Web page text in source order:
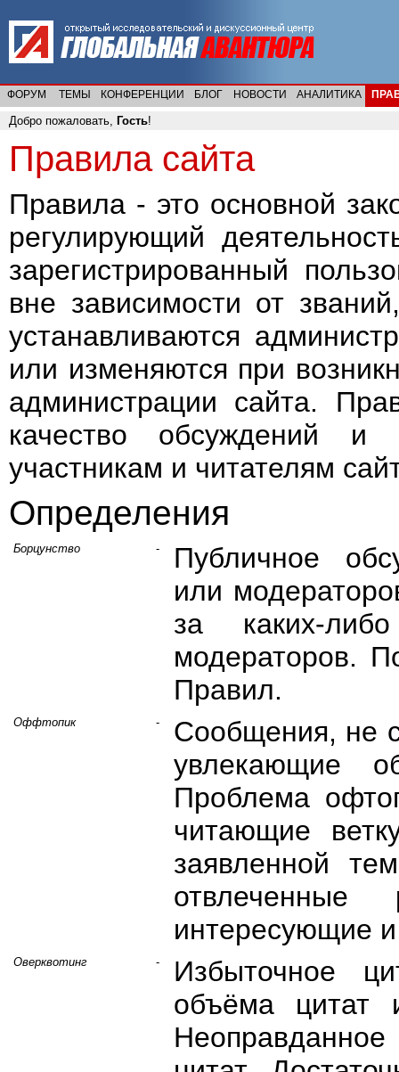
ФОРУМ ТЕМЫ КОНФЕРЕНЦИИ БЛОГ НОВОСТИ АНАЛИТИКА
Добро пожаловать, Гость!
Правила сайта
Правила - это основной
регулирующий
зарегистрированный
вне зависимости от
устанавливаются
или изменяются при
администрации сайта.
качество обсуждений и
участникам и читателям
Определения
Борцунство -
Публичное
или
за каких-
модераторов.
Правил.
Оффтопик -
Сообщения, не
увлекающие
Проблема
читающие
заявленной
интересующие
Оверквотинг -
Избыточное
объёма цитат